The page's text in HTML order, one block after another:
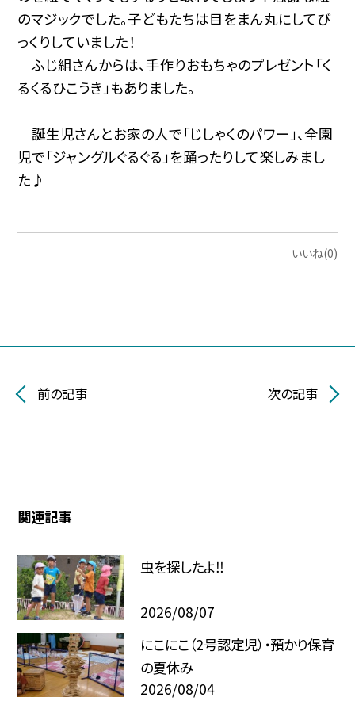
のマジックでした。子どもたちは目をまん丸にしてび
っくりしていました！
ふじ組さんからは、手作りおもちゃのプレゼント「く
るくるひこうき」もありました。
誕生児さんとお家の人で「じしゃくのパワー」、全園
児で「ジャングルぐるぐる」を踊ったりして楽しみまし
た♪
いいね(0)
前の記事 次の記事
関連記事
虫を探したよ‼
2026/08/07
にこにこ（2号認定児）・預かり保育
の夏休み
2026/08/04